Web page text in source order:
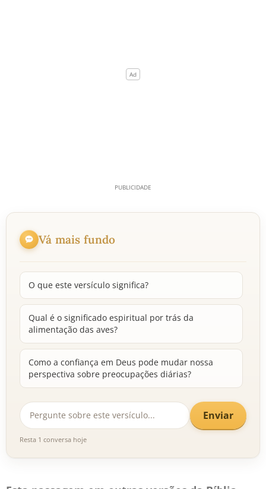
Vá mais fundo
O que este versículo significa?
Qual é o significado espiritual por trás da
alimentação das aves?
Como a confiança em Deus pode mudar nossa
perspectiva sobre preocupações diárias?
Enviar
Resta 1 conversa hoje